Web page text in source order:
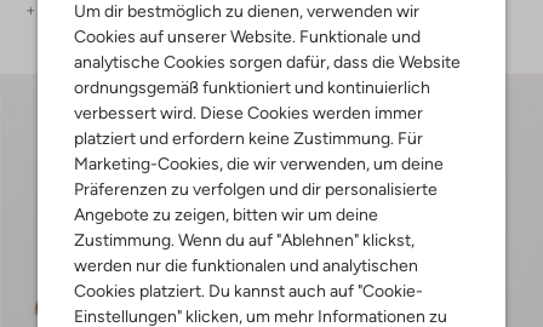
Um dir bestmöglich zu dienen, verwenden wir
Cookies auf unserer Website. Funktionale und
analytische Cookies sorgen dafür, dass die Website
ordnungsgemäß funktioniert und kontinuierlich
verbessert wird. Diese Cookies werden immer
platziert und erfordern keine Zustimmung. Für
Marketing-Cookies, die wir verwenden, um deine
Präferenzen zu verfolgen und dir personalisierte
Angebote zu zeigen, bitten wir um deine
Zustimmung. Wenn du auf "Ablehnen" klickst,
werden nur die funktionalen und analytischen
Cookies platziert. Du kannst auch auf "Cookie-
Einstellungen" klicken, um mehr Informationen zu
+ mehr farben + mehr farben